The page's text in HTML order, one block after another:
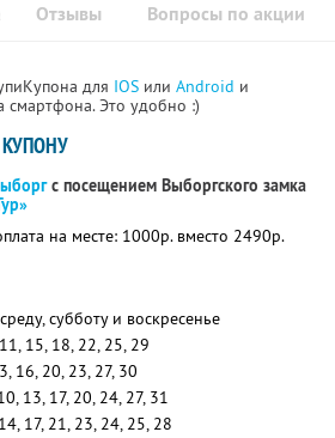
Отзывы Вопросы по акции
для IOS или Android и
смартфона. Это удобно :)
с посещением Выборгского замка
на месте: 1000р. вместо 2490р.
субботу и воскресенье
15, 18, 22, 25, 29
16, 20, 23, 27, 30
13, 17, 20, 24, 27, 31
17, 21, 23, 24, 25, 28